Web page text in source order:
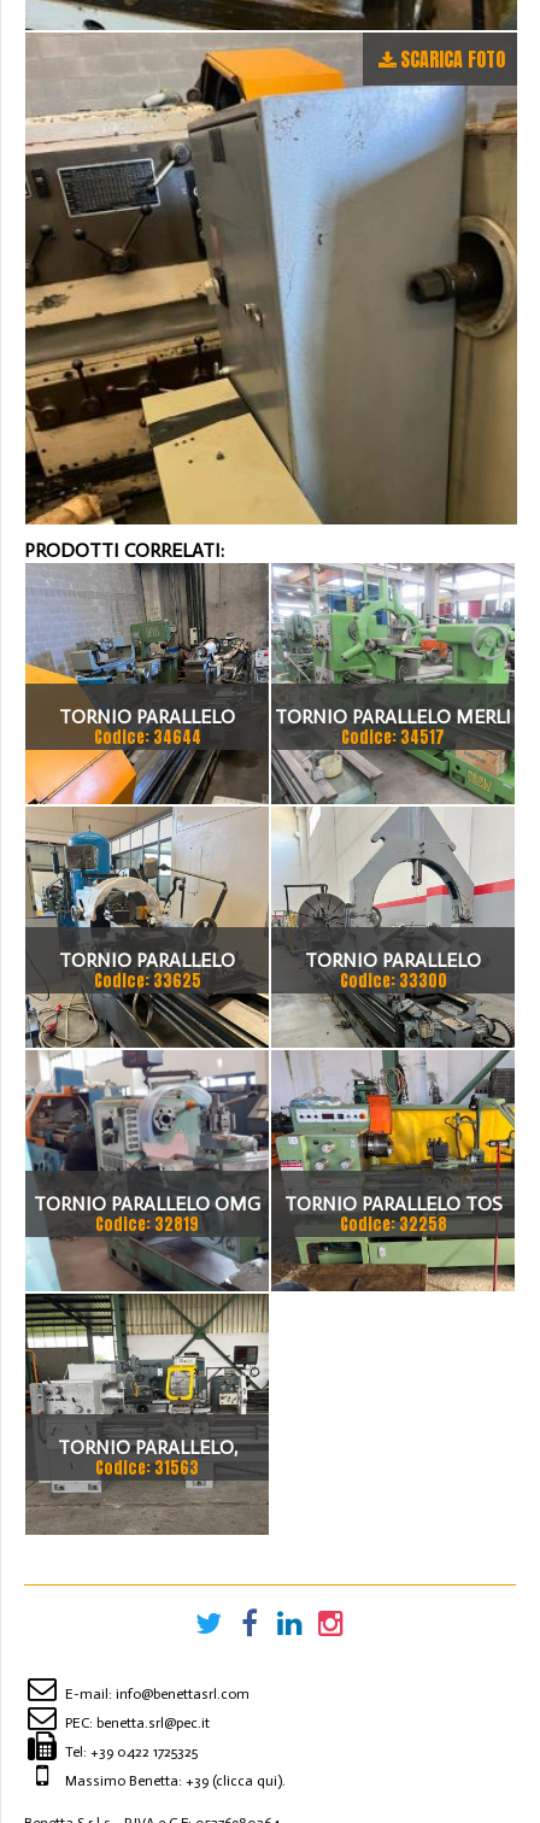
SCARICA FOTO
PRODOTTI CORRELATI:
TORNIO PARALLELO
PONTIGGIA
Codice: 34644
TORNIO PARALLELO MERLI
CLOVIS 50 X 2000
Codice: 34517
TORNIO PARALLELO
Codice: 33625
TORNIO PARALLELO
Codice: 33300
TORNIO PARALLELO OMG
260 X 1500 VISUALIZZATO
SU 2 ASSI
Codice: 32819
TORNIO PARALLELO TOS
TIPO SUIL 40VAC,
DISTANZA FRA LE PUNTE
Codice: 32258
TORNIO PARALLELO,
DISTANZA FRA LE PUNTE
MM 2300 MM, ALTEZZA
PASSAGGIO BARRA
Codice: 31563
E-mail: info@benettasrl.com
PEC: benetta.srl@pec.it
Tel: +39 0422 1725325
Massimo Benetta: +39 (clicca qui).